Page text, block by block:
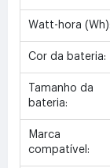
Watt-hora (Wh):
Cor da bateria:
Tamanho da
bateria:
Marca
compatível: